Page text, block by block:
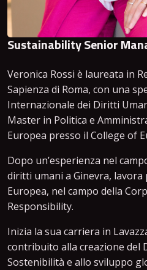
Sustainability Senior
Veronica Rossi è laureata in
Sapienza di Roma, con una
Internazionale dei Diritti
Master in Politica e
Europea presso il College of
Dopo un’esperienza nel
diritti umani a Ginevra, lavora
Europea, nel campo della
Responsibility.
Inizia la sua carriera in
contribuito alla creazione del
Sostenibilità e allo sviluppo